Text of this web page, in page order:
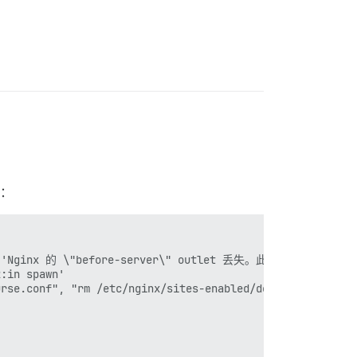
的 \"before-server\" outlet 丢失。此版本的
spawn'
"rm /etc/nginx/sites-enabled/